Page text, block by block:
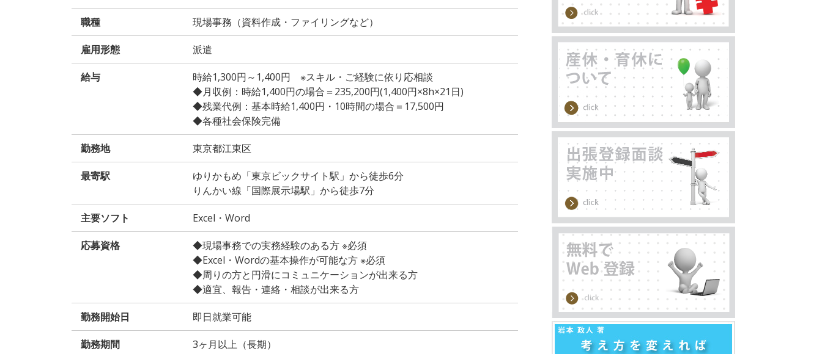
職種 現場事務（資料作成・ファイリングなど）
雇用形態 派遣
給与
時給1,300円～1,400円 ※スキル・ご経験に依り応相談
◆月収例：時給1,400円の場合＝235,200円(1,400円×8h×21日)
◆残業代例：基本時給1,400円・10時間の場合＝17,500円
◆各種社会保険完備
勤務地 東京都江東区
最寄駅
ゆりかもめ「東京ビックサイト駅」から徒歩6分
りんかい線「国際展示場駅」から徒歩7分
主要ソフト Excel・Word
応募資格
◆現場事務での実務経験のある方 ※必須
◆Excel・Wordの基本操作が可能な方 ※必須
◆周りの方と円滑にコミュニケーションが出来る方
◆適宜、報告・連絡・相談が出来る方
勤務開始日 即日就業可能
勤務期間 3ヶ月以上（長期）